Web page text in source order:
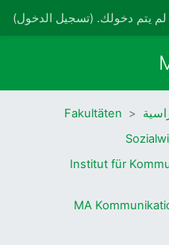
لم يتم دخولك. (تسجيل الدخول)
Fakultäten
Institut für
MA